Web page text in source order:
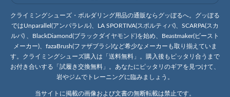
クライミングシューズ・ボルダリング用品の通販ならグッぼるへ。グッぼる
ではUnparallel(アンパラレル)、LA SPORTIVA(スポルティバ)、SCARPA(スカ
ルパ) 、BlackDiamond(ブラックダイヤモンド)を始め、Beastmaker(ビースト
メーカー)、fazaBrush(ファザブラシ)など希少なメーカーも取り揃えていま
す。クライミングシューズ購入は「送料無料」。購入後もピッタリ合うまで
お付き合いする「試履き交換無料」。あなたにピッタリのギアを見つけて、
岩やジムでトレーニングに臨みましょう。
当サイトに掲載の画像および文書の無断転載は禁止です。